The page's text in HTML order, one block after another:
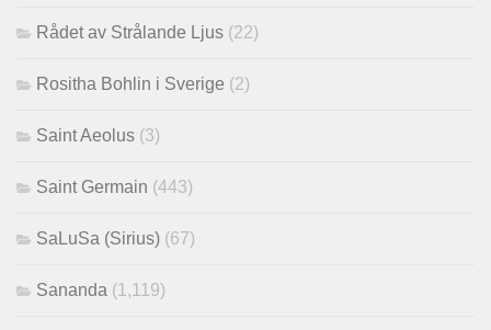
Rådet av Strålande Ljus (22)
Rositha Bohlin i Sverige (2)
Saint Aeolus (3)
Saint Germain (443)
SaLuSa (Sirius) (67)
Sananda (1,119)